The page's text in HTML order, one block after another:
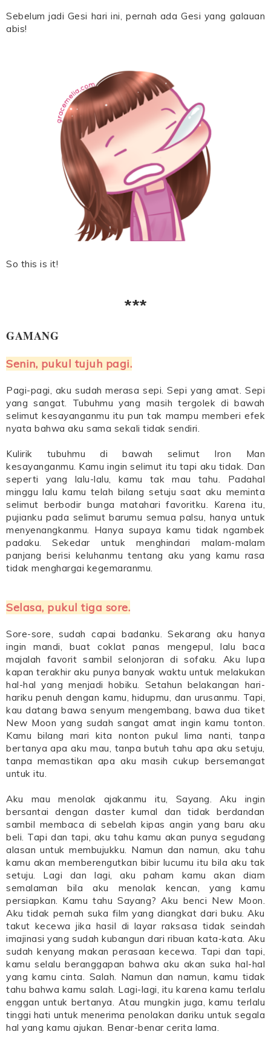
Sebelum jadi Gesi hari ini, pernah ada Gesi yang galauan
abis!
So this is it!
***
GAMANG
Senin, pukul tujuh pagi.
Pagi-pagi, aku sudah merasa sepi. Sepi yang amat. Sepi
yang sangat. Tubuhmu yang masih tergolek di bawah
selimut kesayanganmu itu pun tak mampu memberi efek
nyata bahwa aku sama sekali tidak sendiri.
Kulirik tubuhmu di bawah selimut Iron Man
kesayanganmu. Kamu ingin selimut itu tapi aku tidak. Dan
seperti yang lalu-lalu, kamu tak mau tahu. Padahal
minggu lalu kamu telah bilang setuju saat aku meminta
selimut berbodir bunga matahari favoritku. Karena itu,
pujianku pada selimut barumu semua palsu, hanya untuk
menyenangkanmu. Hanya supaya kamu tidak ngambek
padaku. Sekedar untuk menghindari malam-malam
panjang berisi keluhanmu tentang aku yang kamu rasa
tidak menghargai kegemaranmu.
Selasa, pukul tiga sore.
Sore-sore, sudah capai badanku. Sekarang aku hanya
ingin mandi, buat coklat panas mengepul, lalu baca
majalah favorit sambil selonjoran di sofaku. Aku lupa
kapan terakhir aku punya banyak waktu untuk melakukan
hal-hal yang menjadi hobiku. Setahun belakangan hari-
hariku penuh dengan kamu, hidupmu, dan urusanmu. Tapi,
kau datang bawa senyum mengembang, bawa dua tiket
New Moon yang sudah sangat amat ingin kamu tonton.
Kamu bilang mari kita nonton pukul lima nanti, tanpa
bertanya apa aku mau, tanpa butuh tahu apa aku setuju,
tanpa memastikan apa aku masih cukup bersemangat
untuk itu.
Aku mau menolak ajakanmu itu, Sayang. Aku ingin
bersantai dengan daster kumal dan tidak berdandan
sambil membaca di sebelah kipas angin yang baru aku
beli. Tapi dan tapi, aku tahu kamu akan punya segudang
alasan untuk membujukku. Namun dan namun, aku tahu
kamu akan memberengutkan bibir lucumu itu bila aku tak
setuju. Lagi dan lagi, aku paham kamu akan diam
semalaman bila aku menolak kencan, yang kamu
persiapkan. Kamu tahu Sayang? Aku benci New Moon.
Aku tidak pernah suka film yang diangkat dari buku. Aku
takut kecewa jika hasil di layar raksasa tidak seindah
imajinasi yang sudah kubangun dari ribuan kata-kata. Aku
sudah kenyang makan perasaan kecewa. Tapi dan tapi,
kamu selalu beranggapan bahwa aku akan suka hal-hal
yang kamu cinta. Salah. Namun dan namun, kamu tidak
tahu bahwa kamu salah. Lagi-lagi, itu karena kamu terlalu
enggan untuk bertanya. Atau mungkin juga, kamu terlalu
tinggi hati untuk menerima penolakan dariku untuk segala
hal yang kamu ajukan. Benar-benar cerita lama.